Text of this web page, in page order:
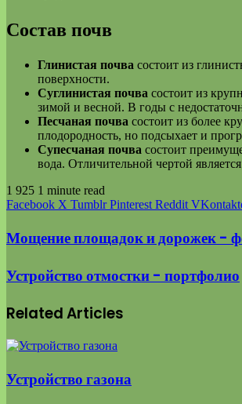
Состав почв
Глинистая почва состоит из
поверхности.
Суглинистая почва состоит из
зимой и весной. В годы с
Песчаная почва состоит из более
плодородность, но подсыхает и
Супесчаная почва состоит
вода. Отличительной чертой
1 925 1 minute read
Facebook X Tumblr Pinterest Reddit
Мощение площадок и дорожек -
Устройство отмостки - портфолио
Related Articles
Устройство газона